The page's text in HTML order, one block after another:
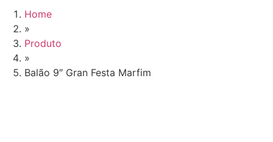
Home
»
Produto
»
Balão 9″ Gran Festa Marfim